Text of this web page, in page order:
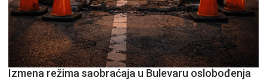
Izmena režima saobraćaja u Bulevaru oslobođenja